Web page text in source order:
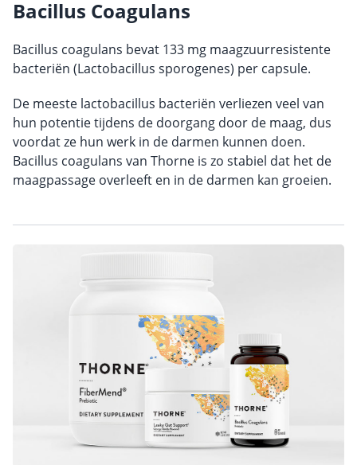
Bacillus Coagulans
Bacillus coagulans bevat 133 mg maagzuurresistente
bacteriën (Lactobacillus sporogenes) per capsule.
De meeste lactobacillus bacteriën verliezen veel van
hun potentie tijdens de doorgang door de maag, dus
voordat ze hun werk in de darmen kunnen doen.
Bacillus coagulans van Thorne is zo stabiel dat het de
maagpassage overleeft en in de darmen kan groeien.